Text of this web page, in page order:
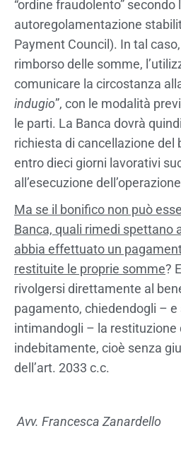
“ordine fraudolento” secondo
autoregolamentazione
Payment Council). In tal
rimborso delle somme,
comunicare la circostanza
indugio”, con le modalità
le parti. La Banca dovrà
richiesta di cancellazione del
entro dieci giorni lavorativi
all’esecuzione
Ma se il bonifico non può
Banca, quali rimedi spettano
abbia effettuato un
restituite le proprie somme?
rivolgersi direttamente al
pagamento, chiedendogli –
intimandogli – la restituzione
indebitamente, cioè senza
dell’art. 2033 c.c.
Avv. Francesca Zanardello